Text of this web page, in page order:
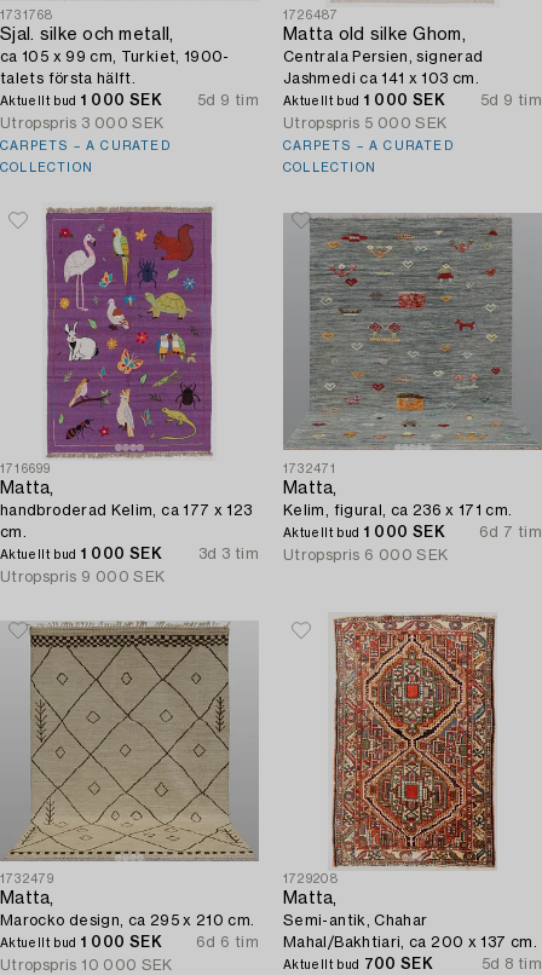
1731768
Sjal. silke och metall,
ca 105 x 99 cm, Turkiet, 1900-
talets första hälft.
Aktuellt bud 1 000 SEK
5d 9 tim
Utropspris 3 000 SEK
CARPETS – A CURATED
COLLECTION
1726487
Matta old silke Ghom,
Centrala Persien, signerad
Jashmedi ca 141 x 103 cm.
Aktuellt bud 1 000 SEK
5d 9 tim
Utropspris 5 000 SEK
CARPETS – A CURATED
COLLECTION
1716699
Matta,
handbroderad Kelim, ca 177 x 123
cm.
Aktuellt bud 1 000 SEK
3d 3 tim
Utropspris 9 000 SEK
1732471
Matta,
Kelim, figural, ca 236 x 171 cm.
Aktuellt bud 1 000 SEK
6d 7 tim
Utropspris 6 000 SEK
1732479
Matta,
Marocko design, ca 295 x 210 cm.
Aktuellt bud 1 000 SEK
6d 6 tim
Utropspris 10 000 SEK
1729208
Matta,
Semi-antik, Chahar
Mahal/Bakhtiari, ca 200 x 137 cm.
Aktuellt bud 700 SEK
5d 8 tim